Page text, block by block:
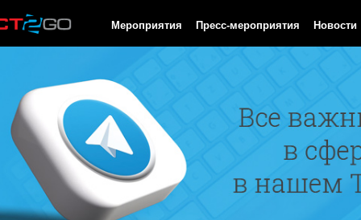
Мероприятия Пресс-мероприятия Новости